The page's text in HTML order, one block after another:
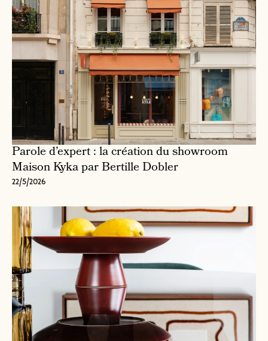
Parole d’expert : la création du showroom
Maison Kyka par Bertille Dobler
22/5/2026